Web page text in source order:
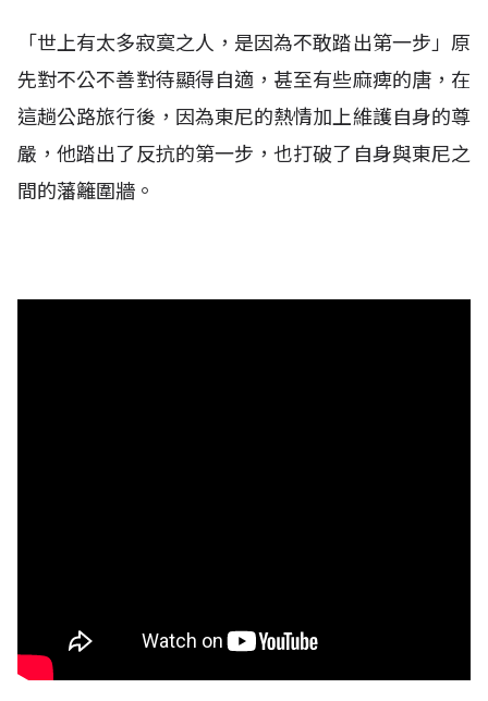
「世上有太多寂寞之人，是因為不敢踏出第一步」原
先對不公不善對待顯得自適，甚至有些麻痺的唐，在
這趟公路旅行後，因為東尼的熱情加上維護自身的尊
嚴，他踏出了反抗的第一步，也打破了自身與東尼之
間的藩籬圍牆。